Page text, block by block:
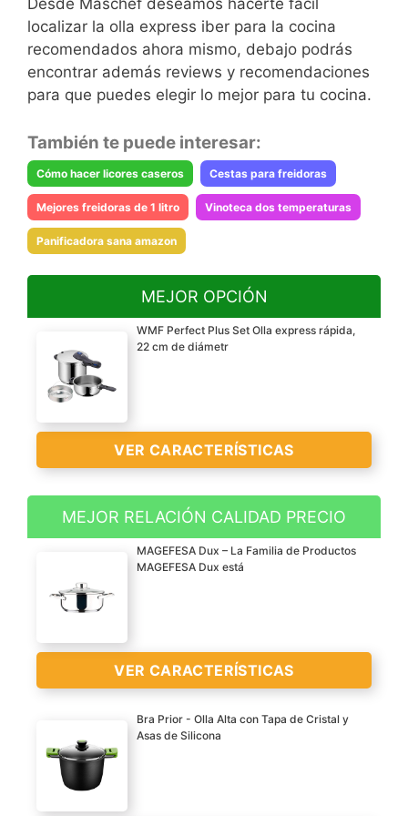
Desde Maschef deseamos hacerte fácil
localizar la olla express iber para la cocina
recomendados ahora mismo, debajo podrás
encontrar además reviews y recomendaciones
para que puedes elegir lo mejor para tu cocina.
También te puede interesar:
Cómo hacer licores caseros Cestas para freidoras
Mejores freidoras de 1 litro Vinoteca dos temperaturas
Panificadora sana amazon
MEJOR OPCIÓN
WMF Perfect Plus Set Olla express rápida,
22 cm de diámetr
VER CARACTERÍSTICAS
Olla Perfect Plus es uno
de los modelos conocidos
de WMF; contiene una
base TransTherm apta
cocinas, incluido las de
WMF Plus de 6,5 litros
para cocinar para 5-6
personas y cuerpo de 3
litros para cocinar para 2-
3 personas
MEJOR RELACIÓN CALIDAD PRECIO
MAGEFESA Dux – La Familia de Productos
MAGEFESA Dux está
VER CARACTERÍSTICAS
? ACERO INOXIDABLE: La
familia MAGEFESA DUX
Bra Prior - Olla Alta con Tapa de Cristal y
Asas de Silicona